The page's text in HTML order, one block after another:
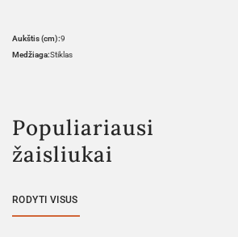
Aukštis (cm):9
Medžiaga:Stiklas
Populiariausi
žaisliukai
RODYTI VISUS